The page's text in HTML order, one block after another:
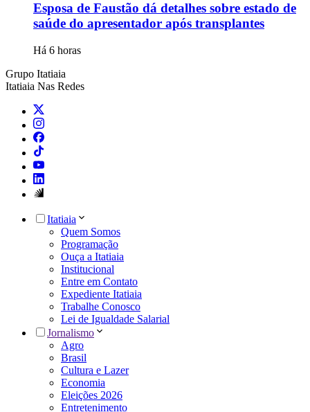
Esposa de Faustão dá detalhes sobre estado de
saúde do apresentador após transplantes
Há 6 horas
Grupo Itatiaia
Itatiaia Nas Redes
Itatiaia
Quem Somos
Programação
Ouça a Itatiaia
Institucional
Entre em Contato
Expediente Itatiaia
Trabalhe Conosco
Lei de Igualdade Salarial
Jornalismo
Agro
Brasil
Cultura e Lazer
Economia
Eleições 2026
Entretenimento